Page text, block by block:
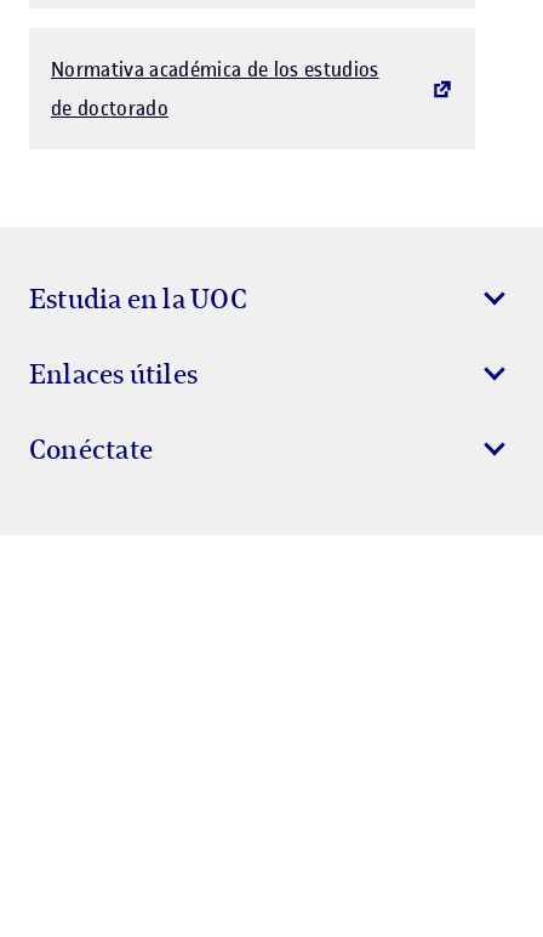
El link s'obre en finestra nova
Normativa académica de los estudios
de doctorado
Estudia en la UOC
Enlaces útiles
Conéctate